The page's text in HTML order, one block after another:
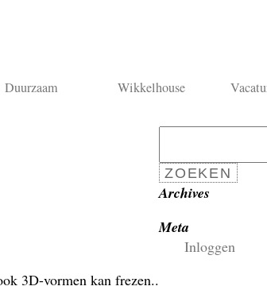
Duurzaam Wikkelhouse
3D-vormen kan frezen..
Archives
Meta
Inloggen